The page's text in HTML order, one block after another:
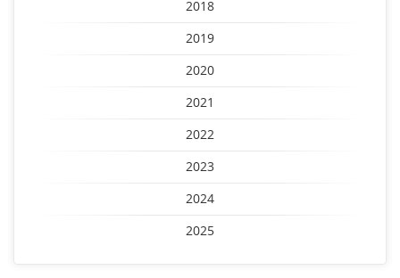
2018
2019
2020
2021
2022
2023
2024
2025